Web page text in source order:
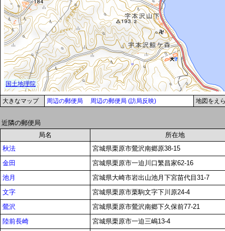
大きなマップ 周辺の郵便局 周辺の郵便局 (訪局反映) 地図をえ
近隣の郵便局
局名
所在地
秋法
宮城県栗原市鶯沢南郷原38-15
金田
宮城県栗原市一迫川口繁昌家62-16
池月
宮城県大崎市岩出山池月下宮苗代目31-7
文字
宮城県栗原市栗駒文字下川原24-4
鶯沢
宮城県栗原市鶯沢南郷下久保前77-21
陸前長崎
宮城県栗原市一迫三嶋13-4